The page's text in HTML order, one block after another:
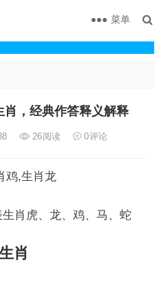
菜单
肖，经典作答释义解释
26阅读 0评论
鸡,生肖龙
肖虎、龙、鸡、马、蛇
肖